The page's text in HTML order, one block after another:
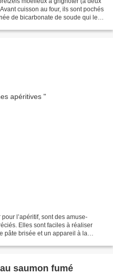
cuisson au four, ils sont pochés
de bicarbonate de soude qui leur
l’apéritif, sont des amuse-
Elles sont faciles à réaliser
pâte brisée et un appareil à la
saumon fumé